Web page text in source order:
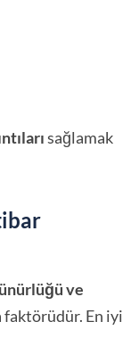
sağlamak
ve
faktörüdür. En iyi